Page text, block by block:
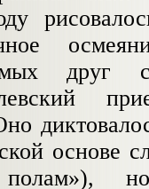
друг с
основе